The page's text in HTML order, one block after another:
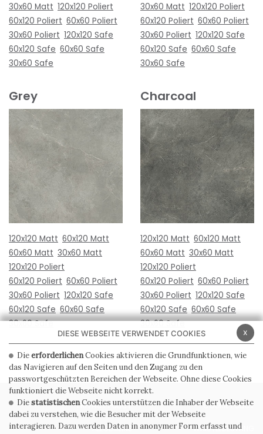
30x60 Matt 120x120 Poliert
60x120 Poliert 60x60 Poliert
30x60 Poliert 120x120 Safe
60x120 Safe 60x60 Safe
30x60 Safe
30x60 Matt 120x120 Poliert
60x120 Poliert 60x60 Poliert
30x60 Poliert 120x120 Safe
60x120 Safe 60x60 Safe
30x60 Safe
Grey
120x120 Matt 60x120 Matt
60x60 Matt 30x60 Matt
120x120 Poliert
60x120 Poliert 60x60 Poliert
30x60 Poliert 120x120 Safe
60x120 Safe 60x60 Safe
30x60 Safe
Charcoal
120x120 Matt 60x120 Matt
60x60 Matt 30x60 Matt
120x120 Poliert
60x120 Poliert 60x60 Poliert
30x60 Poliert 120x120 Safe
60x120 Safe 60x60 Safe
30x60 Safe
PRIVACY POLICY COOKIE POLICY
ALLGEMEINE
WHISTLEBLOWING
x
DIESE WEBSEITE VERWENDET COOKIES
DieerforderlichenCookies aktivieren die Grundfunktionen, wie
das Navigieren auf den Seiten und den Zugang zu den
passwortgeschützten Bereichen der Webseite. Ohne diese Cookies
funktioniert die Webseite nicht korrekt.
DiestatistischenCookies unterstützen die Inhaber der Webseite
dabei zu verstehen, wie die Besucher mit der Webseite
interagieren. Dazu werden Daten in anonymer Form erfasst und